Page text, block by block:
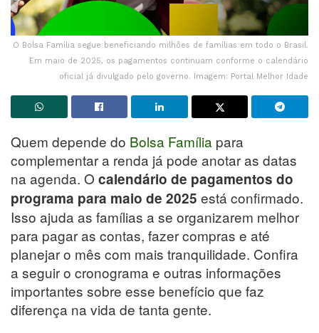
O Bolsa Família segue beneficiando milhões de famílias em todo o Brasil.
Em maio de 2025, os pagamentos continuam conforme o calendário
oficial já divulgado pelo governo. Imagem: Portal Melhor Idade
Quem depende do Bolsa Família para
complementar a renda já pode anotar as datas
na agenda. O calendário de pagamentos do
programa para maio de 2025 está confirmado.
Isso ajuda as famílias a se organizarem melhor
para pagar as contas, fazer compras e até
planejar o mês com mais tranquilidade. Confira
a seguir o cronograma e outras informações
importantes sobre esse benefício que faz
diferença na vida de tanta gente.